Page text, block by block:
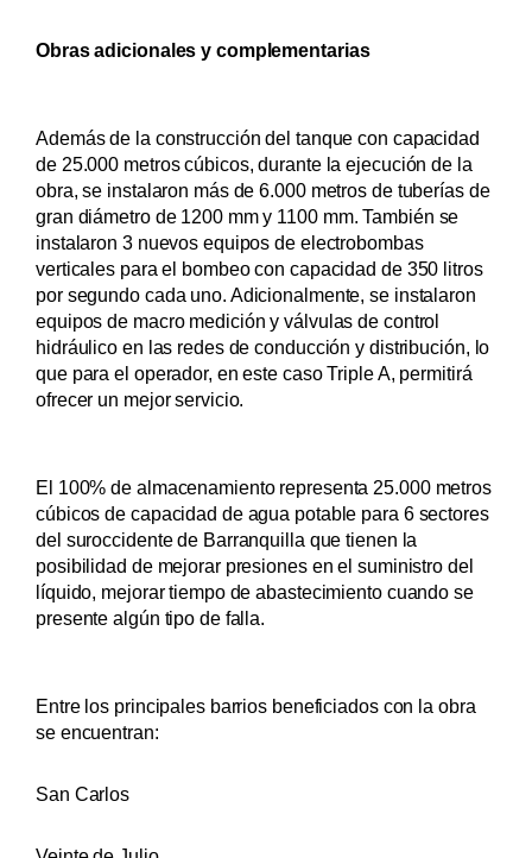
Obras adicionales y complementarias
Además de la construcción del tanque con capacidad
de 25.000 metros cúbicos, durante la ejecución de la
obra, se instalaron más de 6.000 metros de tuberías de
gran diámetro de 1200 mm y 1100 mm. También se
instalaron 3 nuevos equipos de electrobombas
verticales para el bombeo con capacidad de 350 litros
por segundo cada uno. Adicionalmente, se instalaron
equipos de macro medición y válvulas de control
hidráulico en las redes de conducción y distribución, lo
que para el operador, en este caso Triple A, permitirá
ofrecer un mejor servicio.
El 100% de almacenamiento representa 25.000 metros
cúbicos de capacidad de agua potable para 6 sectores
del suroccidente de Barranquilla que tienen la
posibilidad de mejorar presiones en el suministro del
líquido, mejorar tiempo de abastecimiento cuando se
presente algún tipo de falla.
Entre los principales barrios beneficiados con la obra
se encuentran:
San Carlos